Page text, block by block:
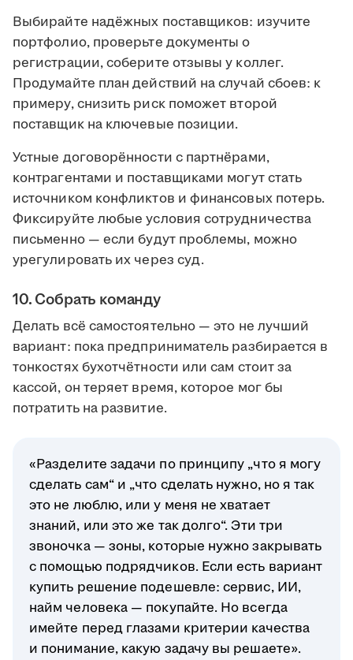
Выбирайте надёжных поставщиков: изучите
портфолио, проверьте документы о
регистрации, соберите отзывы у коллег.
Продумайте план действий на случай сбоев: к
примеру, снизить риск поможет второй
поставщик на ключевые позиции.
Устные договорённости с партнёрами,
контрагентами и поставщиками могут стать
источником конфликтов и финансовых потерь.
Фиксируйте любые условия сотрудничества
письменно — если будут проблемы, можно
урегулировать их через суд.
10. Собрать команду
Делать всё самостоятельно — это не лучший
вариант: пока предприниматель разбирается в
тонкостях бухотчётности или сам стоит за
кассой, он теряет время, которое мог бы
потратить на развитие.
«Разделите задачи по принципу „что я могу
сделать сам“ и „что сделать нужно, но я так
это не люблю, или у меня не хватает
знаний, или это же так долго“. Эти три
звоночка — зоны, которые нужно закрывать
с помощью подрядчиков. Если есть вариант
купить решение подешевле: сервис, ИИ,
найм человека — покупайте. Но всегда
имейте перед глазами критерии качества
и понимание, какую задачу вы решаете».